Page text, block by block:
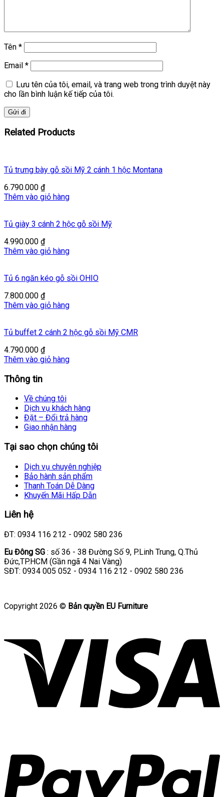
Tên *
Email *
Lưu tên của tôi, email, và trang web trong trình duyệt này
cho lần bình luận kế tiếp của tôi.
Related Products
Tủ trưng bày gỗ sồi Mỹ 2 cánh 1 hộc Montana
6.790.000 ₫
Thêm vào giỏ hàng
Tủ giày 3 cánh 2 hộc gỗ sồi Mỹ
4.990.000 ₫
Thêm vào giỏ hàng
Tủ 6 ngăn kéo gỗ sồi OHIO
7.800.000 ₫
Thêm vào giỏ hàng
Tủ buffet 2 cánh 2 hộc gỗ sồi Mỹ CMR
4.790.000 ₫
Thêm vào giỏ hàng
Thông tin
Về chúng tôi
Dịch vụ khách hàng
Đặt – Đổi trả hàng
Giao nhận hàng
Tại sao chọn chúng tôi
Dịch vụ chuyên nghiệp
Bảo hành sản phẩm
Thanh Toán Dễ Dàng
Khuyến Mãi Hấp Dẫn
Liên hệ
ĐT: 0934 116 212 - 0902 580 236
Eu Đông SG : số 36 - 38 Đường Số 9, P.Linh Trung, Q.Thủ
Đức,TP.HCM (Gần ngã 4 Nai Vàng)
SĐT: 0934 005 052 - 0934 116 212 - 0902 580 236
Copyright 2026 © Bản quyền EU Furniture